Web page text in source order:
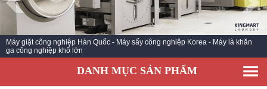
SẢN PHẨM
TIN TỨC GIẶT LÀ
CÔNG TRÌNH TRIỂN KHAI
LIÊN HỆ
Máy giặt công nghiệp Hàn Quốc - Máy sấy công nghiệp Korea - Máy là khăn
ga công nghiệp khổ lớn
DANH MỤC SẢN PHẨM